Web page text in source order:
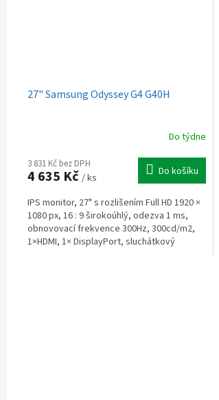
27" Samsung Odyssey G4 G40H
Do týdne
3 831 Kč bez DPH
4 635 Kč / ks Do košíku
IPS monitor, 27" s rozlišením Full HD 1920 ×
1080 px, 16 : 9 širokoúhlý, odezva 1 ms,
obnovovací frekvence 300Hz, 300cd/m2,
1×HDMI, 1× DisplayPort, sluchátkový